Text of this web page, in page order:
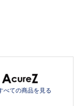
べての商品を見る